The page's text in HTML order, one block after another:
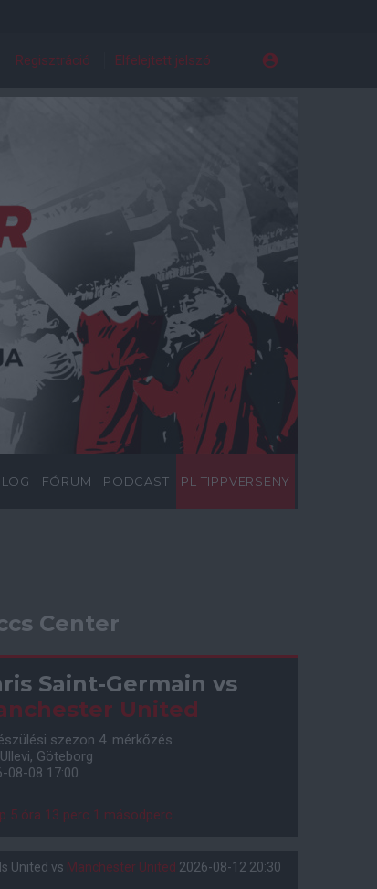
Regisztráció Elfelejtett jelszó
FÓRUM PODCAST PL TIPPVERSENY
Center
Saint-Germain vs
United
szezon 4. mérkőzés
Göteborg
08-08 17:00
5 óra 13 perc 0 másodperc
United vs Manchester United 2026-08-12 20:30